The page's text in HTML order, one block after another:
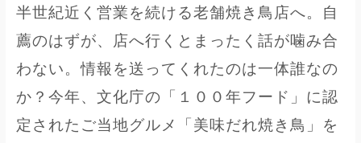
半世紀近く営業を続ける老舗焼き鳥店へ。自
薦のはずが、店へ行くとまったく話が噛み合
わない。情報を送ってくれたのは一体誰なの
か？今年、文化庁の「１００年フード」に認
定されたご当地グルメ「美味だれ焼き鳥」を